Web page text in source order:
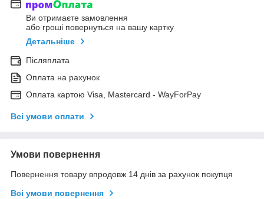
Ви отримаєте замовлення
або гроші повернуться на вашу картку
Детальніше
Післяплата
Оплата на рахунок
Оплата картою Visa, Mastercard - WayForPay
Всі умови оплати
Умови повернення
Повернення товару впродовж 14 днів за рахунок покупця
Всі умови повернення